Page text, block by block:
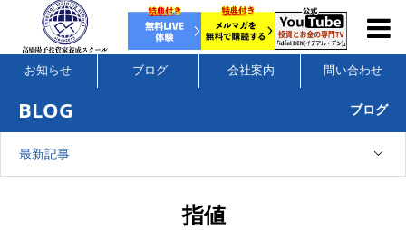
お知らせ ブログ 会社案内 問い合わせ
BLOG ブログ
最新記事
指値